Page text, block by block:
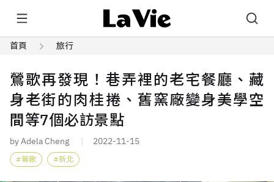
首頁 旅行
鶯歌再發現！巷弄裡的老宅餐廳、藏
身老街的肉桂捲、舊窯廠變身美學空
間等7個必訪景點
by Adela Cheng 2022-11-15
鶯歌 新北